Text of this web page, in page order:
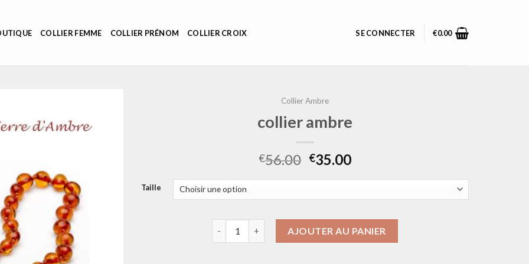
COLLIER FEMME COLLIER PRÉNOM COLLIER CROIX SE CONNECTER €0.00
Collier Ambre
collier ambre
€56.00 €35.00
Taille
AJOUTER AU PANIER